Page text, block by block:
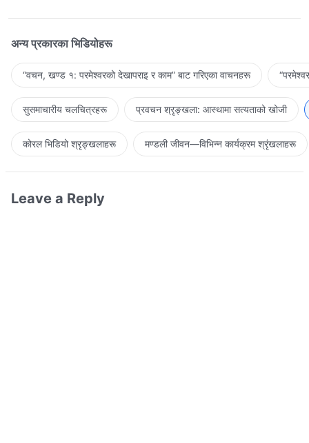
अन्य प्रकारका भिडियोहरू
“वचन, खण्ड १: परमेश्‍वरको देखापराइ र काम” बाट गरिएका वाचनहरू
सुसमाचारीय चलचित्रहरू प्रवचन श्रृङ्खला: आस्थामा सत्यताको खोजी
कोरल भिडियो श्रृङ्खलाहरू मण्डली जीवन—विभिन्‍न कार्यक्रम श्रृंखलाहरू
Leave a Reply